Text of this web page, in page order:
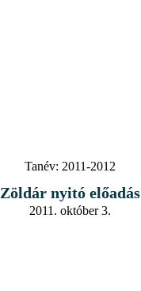
Tanév: 2011-2012
Zöldár nyitó előadás
2011. október 3.